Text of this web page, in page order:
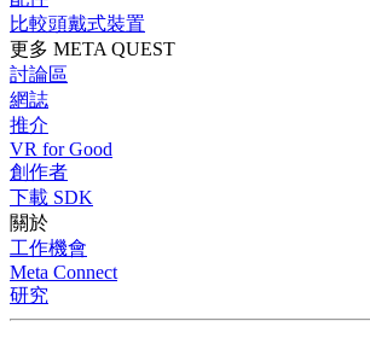
比較頭戴式裝置
更多 META QUEST
討論區
網誌
推介
VR for Good
創作者
下載 SDK
關於
工作機會
Meta Connect
研究